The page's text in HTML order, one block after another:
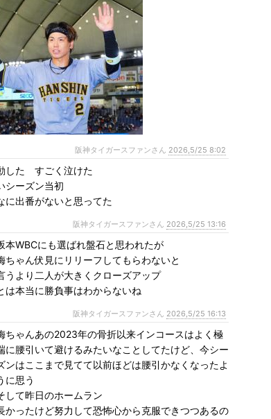
阪神タイガースファンさん 2026,5/25 8:02
した すごく泣けた
シーズン当初
に出番がないと思ってた
阪神タイガースファンさん 2026,5/25 13:16
本WBCにも選ばれ盤石と思われたが
ちゃん伏見にリリーフしてもらわないと
うより二人が大きくクローズアップ
は本当に勝負事はわからないね
阪神タイガースファンさん 2026,5/25 16:13
ちゃんあの2023年の骨折以来インコースはよく極
に腰引いて避けるみたいなことしてたけど、今シー
ンはここまで見てて以前ほどは腰引かなくなったよ
に思う
して昨日のホームラン
かったけど努力して恐怖心から克服できつつあるの